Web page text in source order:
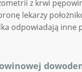
z krwi
lekarzy
odpowiadają inne